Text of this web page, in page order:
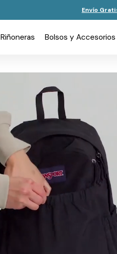
Envío
Riñoneras Bolsos y Accesorios